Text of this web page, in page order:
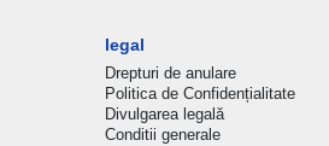
legal
Drepturi de anulare
Politica de Confidențialitate
Divulgarea legală
Conditii generale